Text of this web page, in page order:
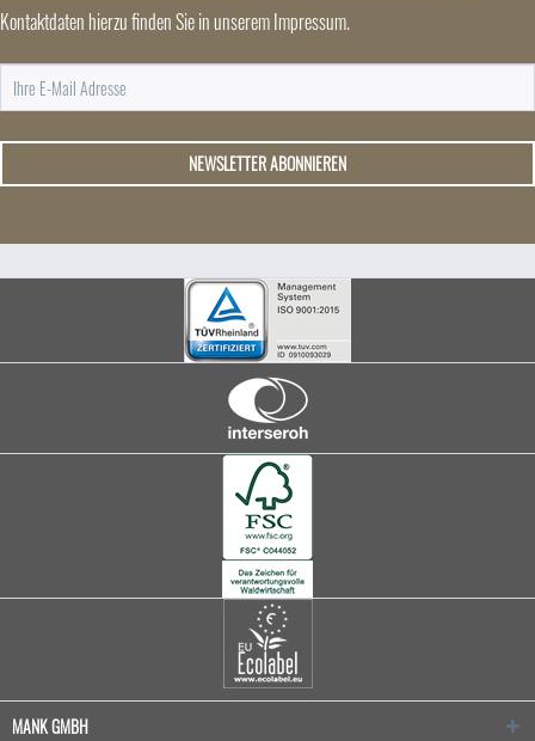
Kontaktdaten hierzu finden Sie in unserem Impressum.
NEWSLETTER ABONNIEREN
MANK GMBH